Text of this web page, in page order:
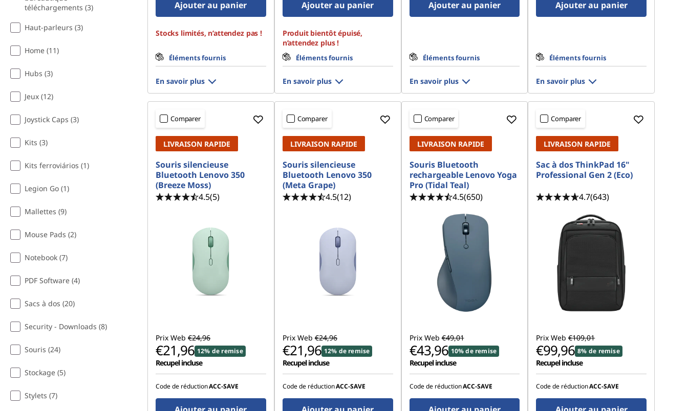
téléchargements (3)
Haut-parleurs (3)
Home (11)
Hubs (3)
Jeux (12)
Joystick Caps (3)
Kits (3)
Kits ferroviários (1)
Legion Go (1)
Mallettes (9)
Mouse Pads (2)
Notebook (7)
PDF Software (4)
Sacs à dos (20)
Security - Downloads (8)
Souris (24)
Stockage (5)
Stylets (7)
Ajouter au panier
Stocks limités, n’attendez pas !
Éléments fournis
En savoir plus
Ajouter au panier
Produit bientôt épuisé,
n’attendez plus !
Éléments fournis
En savoir plus
Ajouter au panier
Éléments fournis
En savoir plus
Ajouter au panier
Éléments fournis
En savoir plus
Comparer
LIVRAISON RAPIDE
Souris silencieuse
Bluetooth Lenovo 350
(Breeze Moss)
4.5(5)
Prix Web €24,96
€21,96 12% de remise
Recupel incluse
Code de réductionACC‑SAVE
Comparer
LIVRAISON RAPIDE
Souris silencieuse
Bluetooth Lenovo 350
(Meta Grape)
4.5(12)
Prix Web €24,96
€21,96 12% de remise
Recupel incluse
Code de réductionACC‑SAVE
Comparer
LIVRAISON RAPIDE
Souris Bluetooth
rechargeable Lenovo Yoga
Pro (Tidal Teal)
4.5(650)
Prix Web €49,01
€43,96 10% de remise
Recupel incluse
Code de réductionACC‑SAVE
Comparer
LIVRAISON RAPIDE
Sac à dos ThinkPad 16"
Professional Gen 2 (Eco)
4.7(643)
Prix Web €109,01
€99,96 8% de remise
Recupel incluse
Code de réductionACC‑SAVE